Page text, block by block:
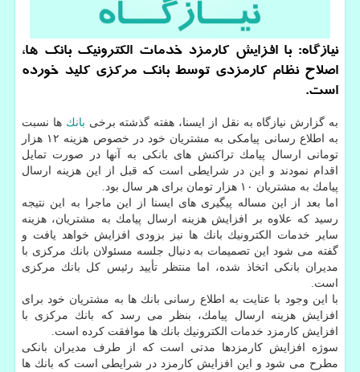
نیازگاه: با افزایش كارمزد خدمات الكترونیك بانك ها،
اصلاح نظام كارمزدی توسط بانك مركزی كلید خورده
است.
به گزارش نیازگاه به نقل از ایسنا، هفته گذشته برخی بانك ها نسبت
به اطلاع رسانی پیامكی به مشتریان خود در خصوص هزینه ۱۲ هزار
تومانی ارسال پیامك تراكنش های بانكی به آنها در صورت تمایل
اقدام نمودند و این در شرایطی است كه قبل از این هزینه ارسال
پیامك به مشتریان ۱۰ هزار تومان برای هر سال بود.
اما بعد از این مساله پیگیری های ایسنا از این ماجرا به این نتیجه
رسید كه علاوه بر افزایش هزینه ارسال پیامك به مشتریان، هزینه
سایر خدمات الكترونیك بانك ها نیز بزودی افزایش خواهد یافت و
گفته می شود این تصمیمات به دنبال جلسه مسئولان بانك مركزی با
مدیران بانكی اتخاذ شده، اما منتظر تأیید رئیس كل بانك مركزی
است.
با این وجود با عنایت به اطلاع رسانی بانك ها به مشتریان خود برای
افزایش هزینه ارسال پیامك، بنظر می رسد كه بانك مركزی با
افزایش كارمزد خدمات الكترونیك بانك ها موافقت كرده است.
سوژه افزایش كارمزدها مدتی است كه از طرف مدیران بانكی
مطرح می شود و این افزایش كارمزد در شرایطی است كه بانك ها